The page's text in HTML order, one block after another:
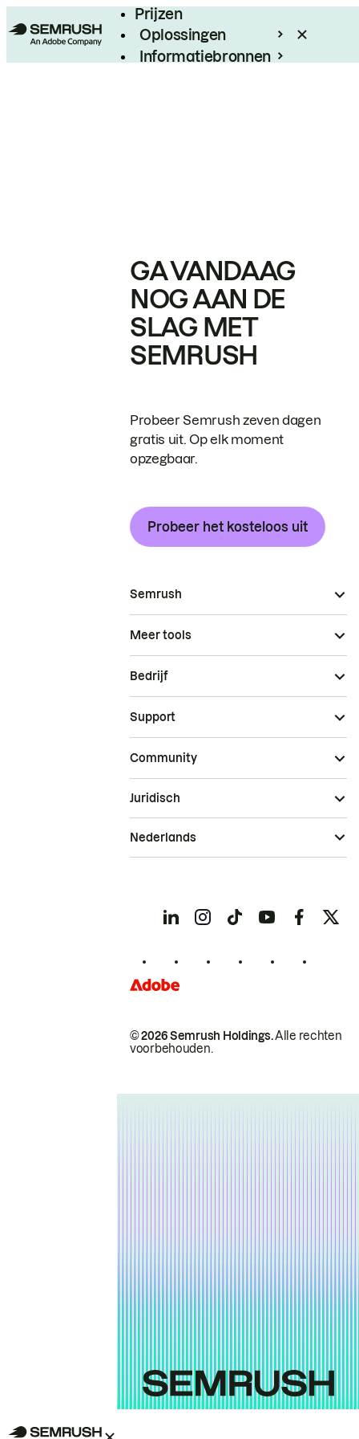
Prijzen
Oplossingen
Informatiebronnen
GA VANDAAG
NOG AAN DE
SLAG MET
SEMRUSH
Probeer Semrush zeven dagen
gratis uit. Op elk moment
opzegbaar.
Probeer het kosteloos uit
Semrush
Meer tools
Bedrijf
Support
Community
© 2026 Semrush Holdings.Alle rechten
voorbehouden.
Juridisch
Nederlands